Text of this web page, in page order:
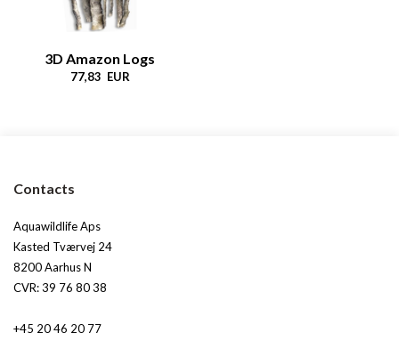
​​​​​​​3D Amazon Logs
77,83 EUR
Contacts
Aquawildlife Aps
Kasted Tværvej 24
8200 Aarhus N
CVR: 39 76 80 38
+45 20 46 20 77